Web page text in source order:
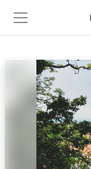
Website-